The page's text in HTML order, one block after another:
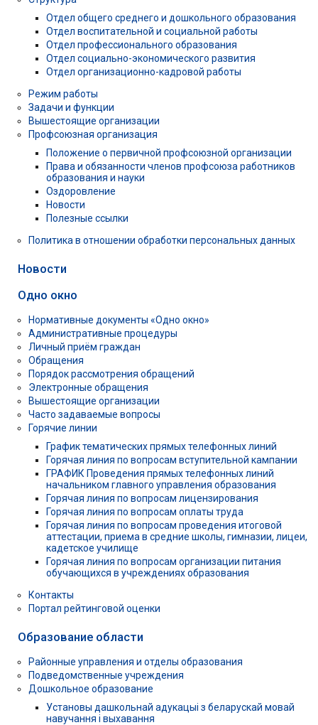
Отдел общего среднего и дошкольного образования
Отдел воспитательной и социальной работы
Отдел профессионального образования
Отдел социально-экономического развития
Отдел организационно-кадровой работы
Режим работы
Задачи и функции
Вышестоящие организации
Профсоюзная организация
Положение о первичной профсоюзной организации
Права и обязанности членов профсоюза работников
образования и науки
Оздоровление
Новости
Полезные ссылки
Политика в отношении обработки персональных данных
Новости
Одно окно
Нормативные документы «Одно окно»
Административные процедуры
Личный приём граждан
Обращения
Порядок рассмотрения обращений
Электронные обращения
Вышестоящие организации
Часто задаваемые вопросы
Горячие линии
График тематических прямых телефонных линий
Горячая линия по вопросам вступительной кампании
ГРАФИК Проведения прямых телефонных линий
начальником главного управления образования
Горячая линия по вопросам лицензирования
Горячая линия по вопросам оплаты труда
Горячая линия по вопросам проведения итоговой
аттестации, приема в средние школы, гимназии, лицеи,
кадетское училище
Горячая линия по вопросам организации питания
обучающихся в учреждениях образования
Контакты
Портал рейтинговой оценки
Образование области
Районные управления и отделы образования
Подведомственные учреждения
Дошкольное образование
Установы дашкольнай адукацыі з беларускай мовай
навучання і выхавання